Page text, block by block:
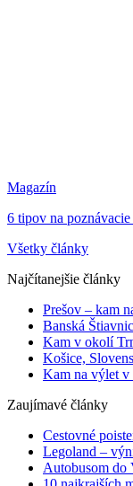
Magazín
6 tipov na
Všetky články
Najčítanejšie články
Prešov – kam
Banská
Kam v okolí
Košice,
Kam na výlet
Zaujímavé články
Cestovné
Legoland –
Autobusom do